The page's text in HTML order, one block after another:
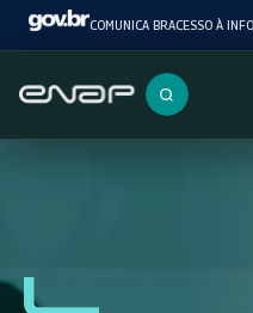
COMUNICA BRACESSO À
Buscar